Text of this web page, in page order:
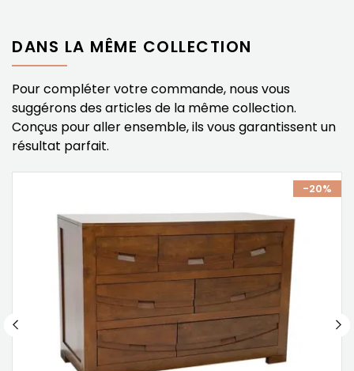
DANS LA MÊME COLLECTION
Pour compléter votre commande, nous vous
suggérons des articles de la même collection.
Conçus pour aller ensemble, ils vous garantissent un
résultat parfait.
-20%